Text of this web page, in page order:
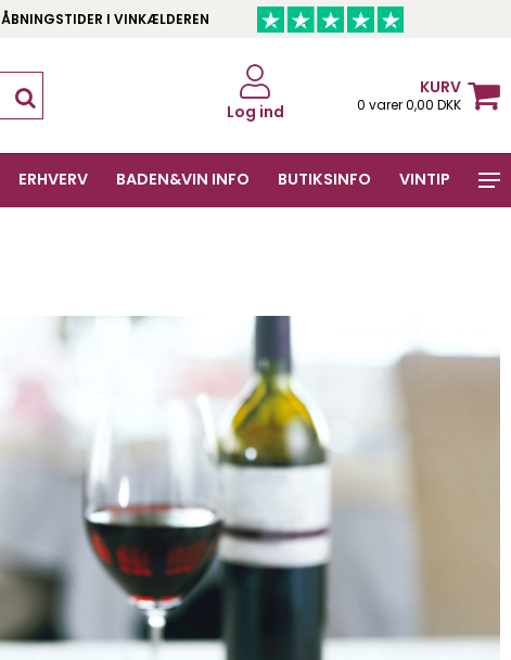
ÅBNINGSTIDER I VINKÆLDEREN
Log ind
KURV
0 varer 0,00 DKK
ERHVERV BADEN&VIN INFO BUTIKSINFO VINTIP